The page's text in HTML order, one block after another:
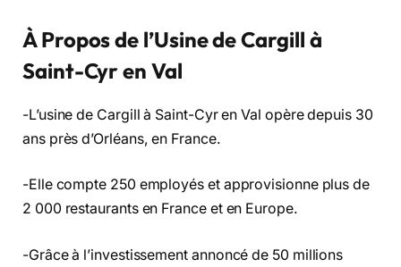
À Propos de l’Usine de Cargill à
Saint-Cyr en Val
-L’usine de Cargill à Saint-Cyr en Val opère depuis 30
ans près d’Orléans, en France.
-Elle compte 250 employés et approvisionne plus de
2 000 restaurants en France et en Europe.
-Grâce à l’investissement annoncé de 50 millions